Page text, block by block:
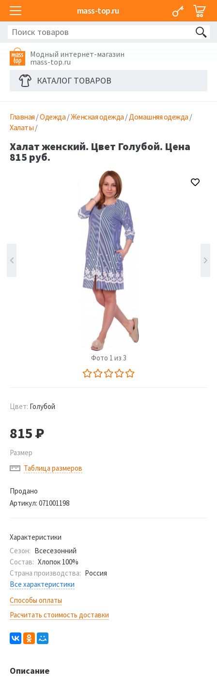
mass-top.ru
Модный интернет-магазин
mass-top.ru
КАТАЛОГ ТОВАРОВ
Главная /Одежда /Женская одежда /Домашняя одежда /
Халаты /
Халат женский. Цвет Голубой. Цена
815 руб.
Фото 1 из 3
Цвет: Голубой
815Р
Размер
Таблица размеров
Продано
Артикул: 071001198
Характеристики
Сезон: Всесезонний
Состав: Хлопок 100%
Страна производства: Россия
Все характеристики
Способы оплаты
Расчитать стоимость доставки
Описание